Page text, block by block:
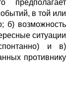
предполагает
в той или
б) возможность
ситуации
и в)
противнику